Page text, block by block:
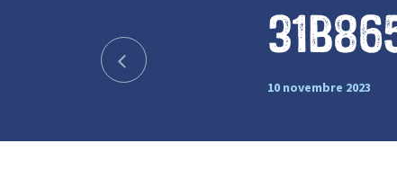
10 novembre 2023